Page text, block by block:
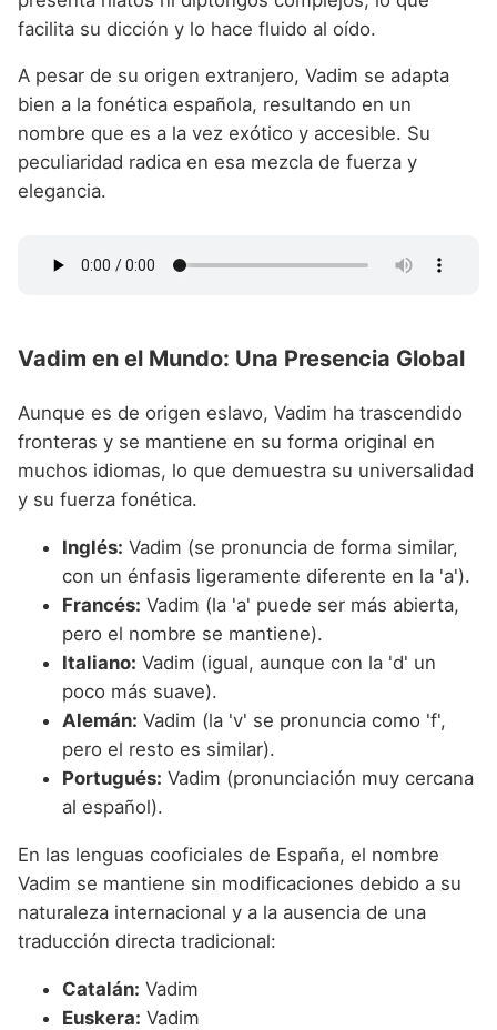
facilita su dicción y lo hace fluido al oído.
A pesar de su origen extranjero, Vadim se adapta
bien a la fonética española, resultando en un
nombre que es a la vez exótico y accesible. Su
peculiaridad radica en esa mezcla de fuerza y
elegancia.
Vadim en el Mundo: Una Presencia Global
Aunque es de origen eslavo, Vadim ha trascendido
fronteras y se mantiene en su forma original en
muchos idiomas, lo que demuestra su universalidad
y su fuerza fonética.
Inglés: Vadim (se pronuncia de forma similar,
con un énfasis ligeramente diferente en la 'a').
Francés: Vadim (la 'a' puede ser más abierta,
pero el nombre se mantiene).
Italiano: Vadim (igual, aunque con la 'd' un
poco más suave).
Alemán: Vadim (la 'v' se pronuncia como 'f',
pero el resto es similar).
Portugués: Vadim (pronunciación muy cercana
al español).
En las lenguas cooficiales de España, el nombre
Vadim se mantiene sin modificaciones debido a su
naturaleza internacional y a la ausencia de una
traducción directa tradicional:
Catalán: Vadim
Euskera: Vadim